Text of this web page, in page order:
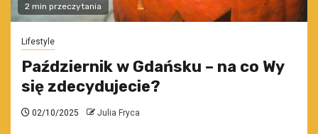
2 min przeczytania
Lifestyle
Październik w Gdańsku – na co Wy
się zdecydujecie?
02/10/2025 Julia Fryca